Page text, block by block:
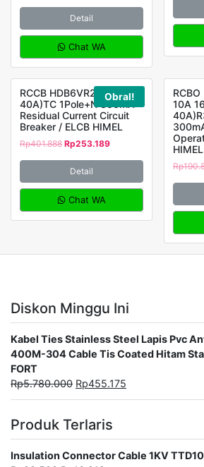
Detail
Chat WA
Obral!
RCCB HDB6VR2 (25A
40A)TC 1Pole+N 300mA
Residual Current Circuit
Breaker / ELCB HIMEL
Rp401.888 Rp253.189
Detail
Chat WA
10A
HIMEL
Rp
Diskon Minggu Ini
Kabel Ties Stainless Steel Lapis Pvc
400M-304 Cable Tis Coated Hitam
FORT
Rp5.780.000 Rp455.175
Produk Terlaris
Insulation Connector Cable 1KV